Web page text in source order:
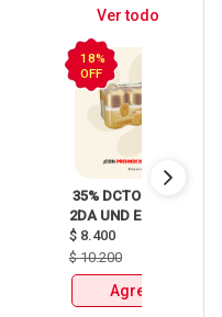
Ver todo
18%
OFF
35% DCTO EN LA
2DA UND EN
CERVEZA CLUB
COLOMBIA LATA
X330ml
$ 8.400
$10.200
Agregar